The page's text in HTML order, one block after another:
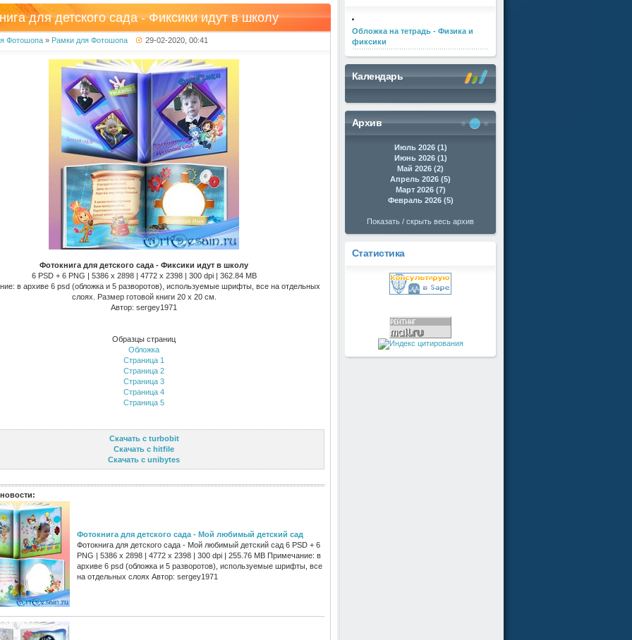
для детского сада - Фиксики идут в школу
Фотошопа » Рамки для Фотошопа 29-02-2020, 00:41
Фотокнига для детского сада - Фиксики идут в школу
6 PSD + 6 PNG | 5386 x 2898 | 4772 x 2398 | 300 dpi | 362.84 MB
в архиве 6 psd (обложка и 5 разворотов), используемые шрифты, все на отдельных
слоях. Размер готовой книги 20 x 20 см.
Автор: sergey1971
Образцы страниц
Обложка
Страница 1
Страница 2
Страница 3
Страница 4
Страница 5
Скачать с turbobit
Скачать с hitfile
Скачать с unibytes
Фотокнига для детского сада - Мой любимый детский сад
Фотокнига для детского сада - Мой любимый детский сад 6 PSD + 6
PNG | 5386 x 2898 | 4772 x 2398 | 300 dpi | 255.76 MB Примечание: в
архиве 6 psd (обложка и 5 разворотов), используемые шрифты, все
на отдельных слоях Автор: sergey1971
Обложка на тетрадь - Физика и
фиксики
Календарь
Архив
Июль 2026 (1)
Июнь 2026 (1)
Май 2026 (2)
Апрель 2026 (5)
Март 2026 (7)
Февраль 2026 (5)
Показать / скрыть весь архив
Статистика